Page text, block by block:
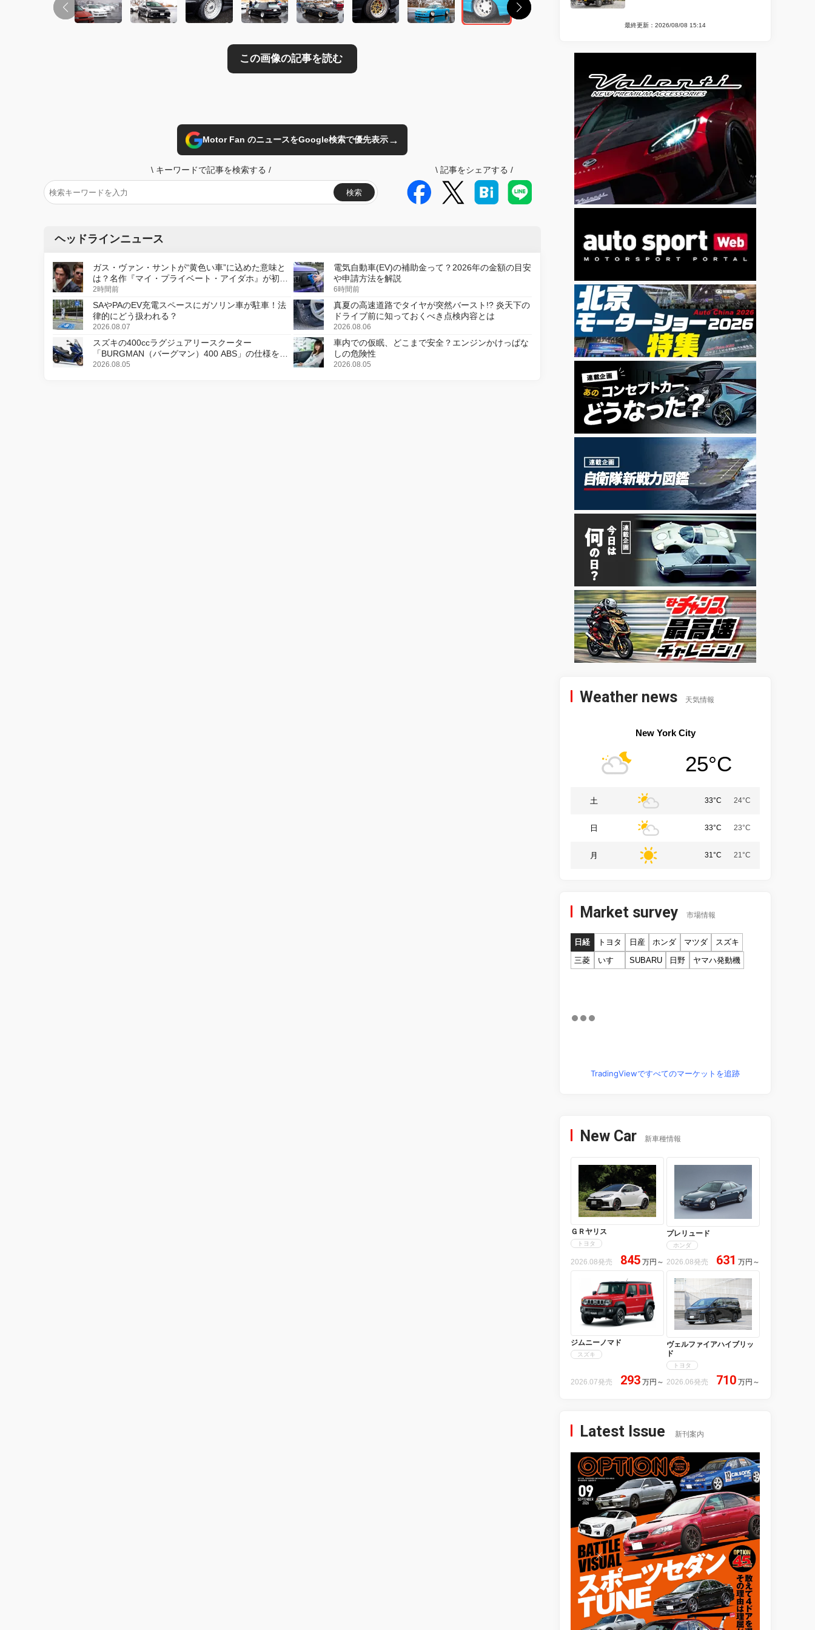
Motor Fan のニュースをGoogle検索で優先表示→
\ キーワードで記事を検索する /
検索
\ 記事をシェアする /
ヘッドラインニュース
ガス・ヴァン・サントが“黄色い車”に込めた意味と
は？名作『マイ・プライベート・アイダホ』が初の
デジタルリマスター版で復活
2時間前
電気自動車(EV)の補助金って？2026年の金額の目安
や申請方法を解説
6時間前
SAやPAのEV充電スペースにガソリン車が駐車！法
律的にどう扱われる？
2026.08.07
真夏の高速道路でタイヤが突然バースト!? 炎天下の
ドライブ前に知っておくべき点検内容とは
2026.08.06
スズキの400ccラグジュアリースクーター
「BURGMAN（バーグマン）400 ABS」の仕様を変
更し、8月18日に発売
2026.08.05
車内での仮眠、どこまで安全？エンジンかけっぱな
しの危険性
2026.08.05
最終更新：2026/08/08 15:14
Weather news 天気情報
New York City
25°C
土 33°C 24°C
日 33°C 23°C
月 31°C 21°C
Market survey 市場情報
日経 トヨタ 日産 ホンダ マツダ
スズキ
三菱
いすゞ SUBARU 日野 ヤマハ発動機
TradingViewですべてのマーケットを追跡
New Car 新車種情報
ＧＲヤリス
トヨタ
2026.08発売 845 万円 ～
プレリュード
ホンダ
2026.08発売 631 万円 ～
ジムニーノマド
スズキ
2026.07発売 293 万円 ～
ヴェルファイアハイブリッ
ド
トヨタ
2026.06発売 710 万円 ～
Latest Issue 新刊案内